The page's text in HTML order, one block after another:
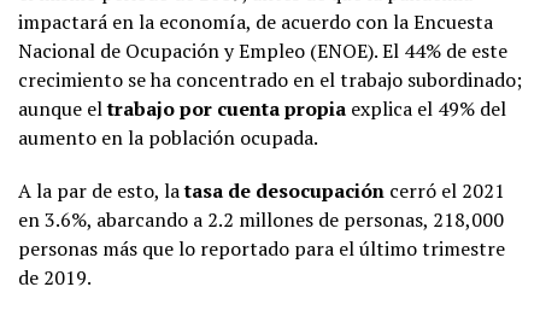
impactará en la economía, de acuerdo con la Encuesta
Nacional de Ocupación y Empleo (ENOE). El 44% de este
crecimiento se ha concentrado en el trabajo subordinado;
aunque eltrabajo por cuenta propia explica el 49% del
aumento en la población ocupada.
A la par de esto, latasa de desocupación cerró el 2021
en 3.6%, abarcando a 2.2 millones de personas, 218,000
personas más que lo reportado para el último trimestre
de 2019.